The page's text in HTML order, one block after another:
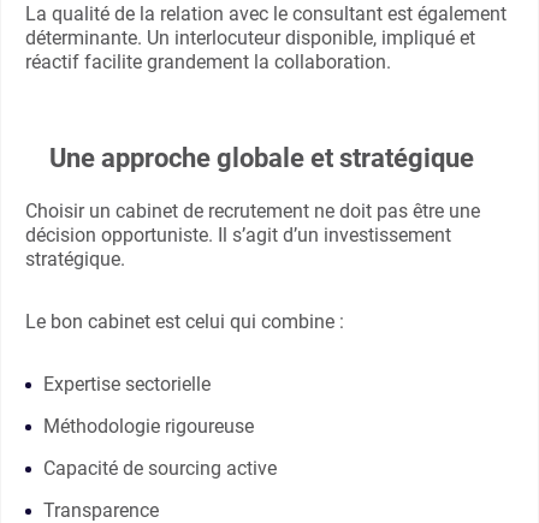
La qualité de la relation avec le consultant est également
déterminante. Un interlocuteur disponible, impliqué et
réactif facilite grandement la collaboration.
Une approche globale et stratégique
Choisir un cabinet de recrutement ne doit pas être une
décision opportuniste. Il s’agit d’un investissement
stratégique.
Le bon cabinet est celui qui combine :
Expertise sectorielle
Méthodologie rigoureuse
Capacité de sourcing active
Transparence